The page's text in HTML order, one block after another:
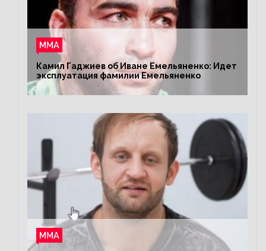
ММА
Камил Гаджиев об Иване Емельяненко: Идет
эксплуатация фамилии Емельяненко
ММА